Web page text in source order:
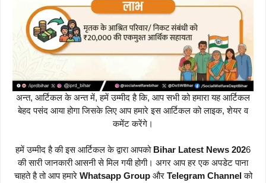
अन्त, आर्टिकल के अन्त में, हमें उम्मीद है कि, आप सभी को हमारा यह आर्टिकल
बेहद पसंद आया होगा जिसके लिए आप हमारे इस आर्टिकल को लाइक, शेयर व
कमेंट करेंगे।
हमें उम्मीद है की इस आर्टिकल के द्वारा आपको Bihar Latest News 2026
की सारी जानकारी आसनी से मिल गयी होगी। अगर आप हर एक अपडेट पाना
चाहते है तो आप हमारे Whatsapp Groupऔर Telegram Channelको